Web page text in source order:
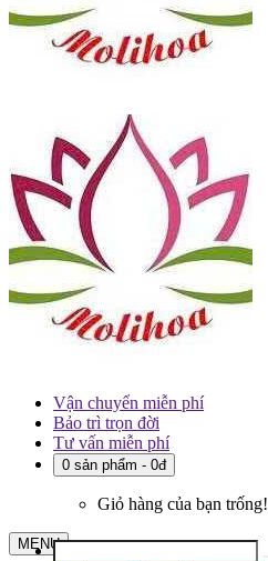
Vận chuyển miễn phí
Bảo trì trọn đời
Tư vấn miễn phí
0 sản phẩm - 0đ
Giỏ hàng của bạn trống!
MENU